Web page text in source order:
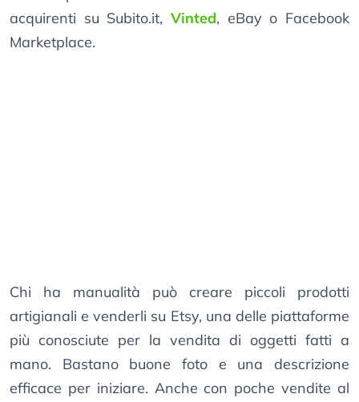
acquirenti su Subito.it, Vinted, eBay o Facebook
Marketplace.
Chi ha manualità può creare piccoli prodotti
artigianali e venderli su Etsy, una delle piattaforme
più conosciute per la vendita di oggetti fatti a
mano. Bastano buone foto e una descrizione
efficace per iniziare. Anche con poche vendite al